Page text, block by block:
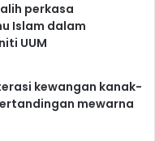
perkasa
Islam dalam
UUM
kewangan kanak-
mewarna